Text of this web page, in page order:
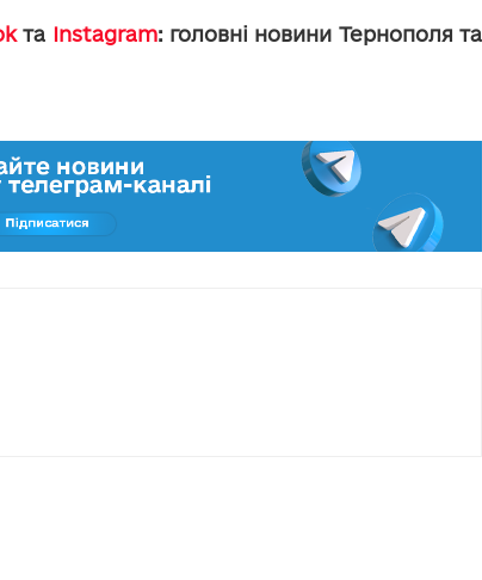
та Instagram: головні новини Тернополя та